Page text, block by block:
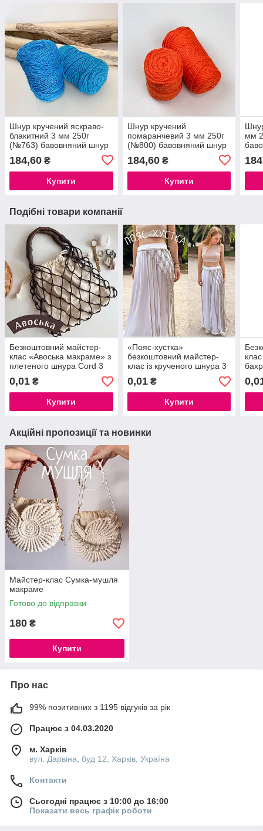
Шнур кручений яскраво-
блакитний 3 мм 250г
(№763) бавовняний шнур
macrame rope 3mm
184,60 ₴
Купити
Шнур кручений
помаранчевий 3 мм 250г
(№800) бавовняний шнур
macrame rope 3mm
184,60₴
Купити
мм
Подібні товари компанії
Безкоштовний майстер-
клас «Авоська макраме» з
плетеного шнура Cord 3
мм, туторіал макраме
0,01 ₴
Купити
«Пояс-хустка»
безкоштовний майстер-
клас із крученого шнура 3
мм, туторіал макраме
0,01₴
Купити
Акційні пропозиції та новинки
Майстер-клас Сумка-мушля
макраме
Готово до відправки
180 ₴
Купити
Про нас
99% позитивних з 1195 відгуків за рік
Працює з 04.03.2020
м. Харків
вул. Дарвіна, буд 12, Харків, Україна
Контакти
Сьогодні працює з 10:00 до 16:00
Показати весь графік роботи